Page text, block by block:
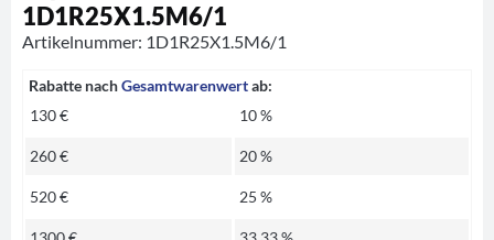
1D1R25X1.5M6/1
Artikelnummer: 1D1R25X1.5M6/1
Rabatte nachGesamtwarenwertab:
130 €
10 %
260 € 20 %
520 € 25 %